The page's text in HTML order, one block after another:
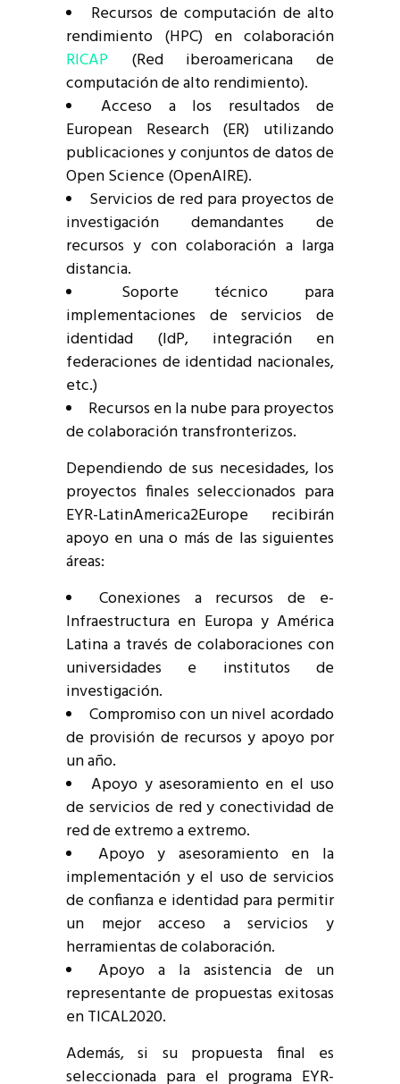
Recursos de computación de alto
rendimiento (HPC) en colaboración
RICAP (Red iberoamericana de
computación de alto rendimiento).
Acceso a los resultados de
European Research (ER) utilizando
publicaciones y conjuntos de datos de
Open Science (OpenAIRE).
Servicios de red para proyectos de
investigación demandantes de
recursos y con colaboración a larga
distancia.
Soporte técnico para
implementaciones de servicios de
identidad (IdP, integración en
federaciones de identidad nacionales,
etc.)
Recursos en la nube para proyectos
de colaboración transfronterizos.
Dependiendo de sus necesidades, los
proyectos finales seleccionados para
EYR-LatinAmerica2Europe recibirán
apoyo en una o más de las siguientes
áreas:
Conexiones a recursos de e-
Infraestructura en Europa y América
Latina a través de colaboraciones con
universidades e institutos de
investigación.
Compromiso con un nivel acordado
de provisión de recursos y apoyo por
un año.
Apoyo y asesoramiento en el uso
de servicios de red y conectividad de
red de extremo a extremo.
Apoyo y asesoramiento en la
implementación y el uso de servicios
de confianza e identidad para permitir
un mejor acceso a servicios y
herramientas de colaboración.
Apoyo a la asistencia de un
representante de propuestas exitosas
en TICAL2020.
Además, si su propuesta final es
seleccionada para el programa EYR-